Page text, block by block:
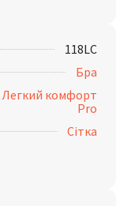
118LC
Бра
Легкий комфорт
Pro
Сітка